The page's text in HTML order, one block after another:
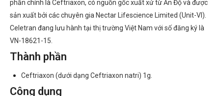
phần chính là Ceftriaxon, có nguồn gốc xuất xứ từ Ấn Độ và được
sản xuất bởi các chuyên gia Nectar Lifescience Limited (Unit-VI).
Celetran đang lưu hành tại thị trường Việt Nam với số đăng ký là
VN-18621-15.
Thành phần
Ceftriaxon (dưới dạng Ceftriaxon natri) 1g.
Công dụng